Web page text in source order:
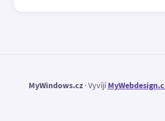
MyWindows.cz· Vyvíjí